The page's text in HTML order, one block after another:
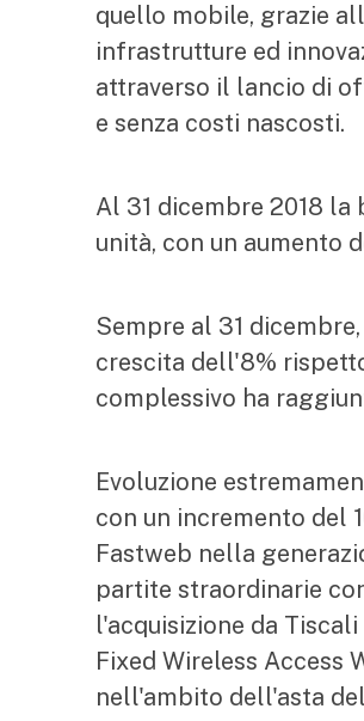
quello mobile, grazie
infrastrutture ed
attraverso il lancio di
e senza costi nascosti.
Al 31 dicembre 2018
unità, con un aumento
Sempre al 31
crescita dell'8%
complessivo ha
Evoluzione
con un incremento del
Fastweb nella
partite straordinarie
l'acquisizione da
Fixed Wireless Access
nell'ambito dell'asta